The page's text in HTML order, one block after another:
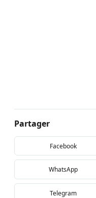
Partager
Facebook
WhatsApp
Telegram